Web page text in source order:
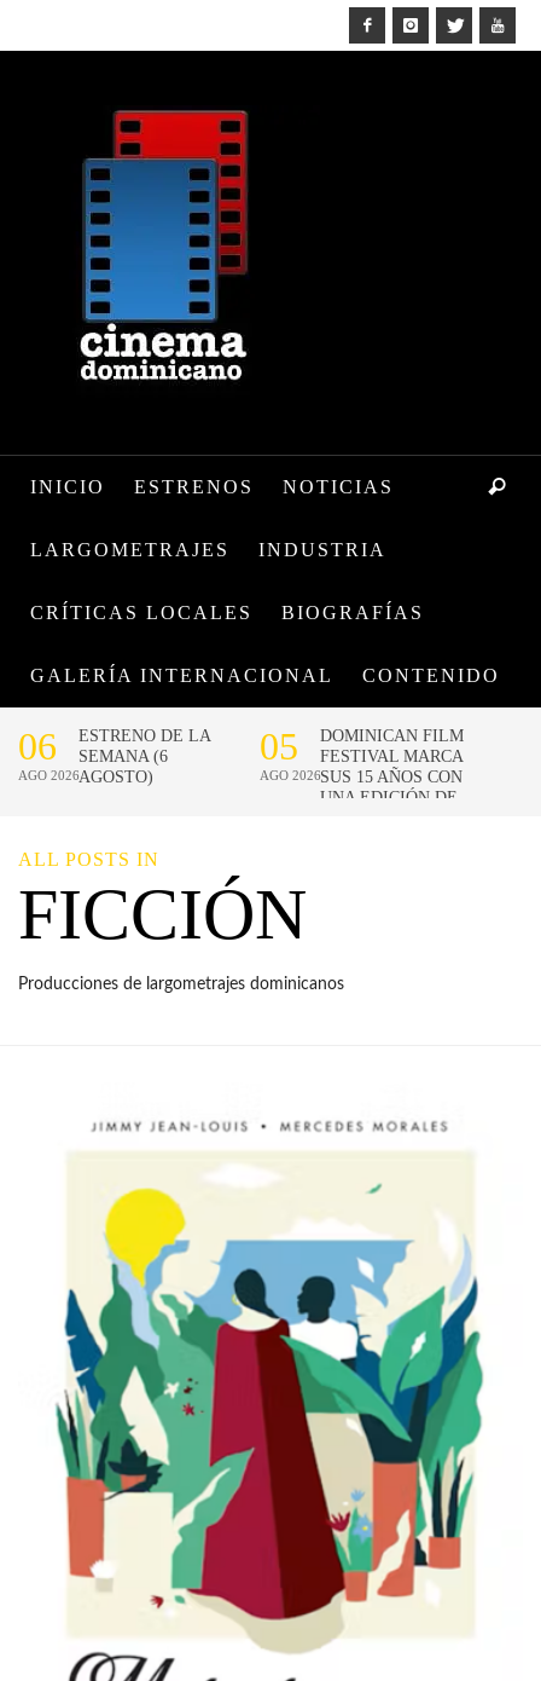
INICIO ESTRENOS NOTICIAS
LARGOMETRAJES INDUSTRIA
CRÍTICAS LOCALES BIOGRAFÍAS
GALERÍA INTERNACIONAL CONTENIDO
ALL POSTS IN
FICCIÓN
Producciones de largometrajes dominicanos